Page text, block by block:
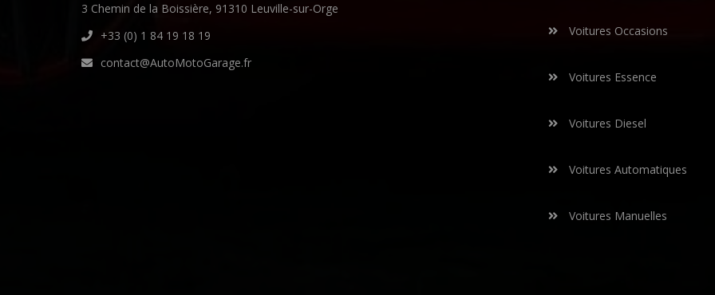
3 Chemin de la Boissière, 91310 Leuville-sur-Orge
+33 (0) 1 84 19 18 19
contact@AutoMotoGarage.fr
Voitures Occasions
Voitures Essence
Voitures Diesel
Voitures Automatiques
Voitures Manuelles